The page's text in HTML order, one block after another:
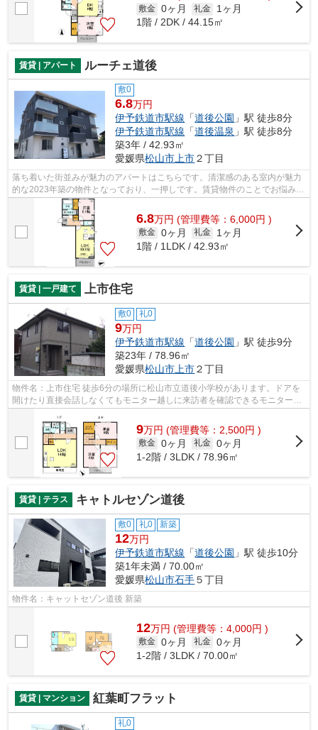
敷金 0ヶ月 礼金
1ヶ月
1階 / 2DK / 44.15㎡
賃貸 | アパート ルーチェ道後
敷0
6.8万円
伊予鉄道市駅線 「道後公園 」駅 徒歩8分
伊予鉄道市駅線 「道後温泉 」駅 徒歩8分
築3年 / 42.93㎡
愛媛県松山市上市２丁目
落ち着いた街並みが魅力のアパートはこちらです。清潔感のある室内が魅力
的な2023年築の物件となっており、一押しです。賃貸物件のことでお悩みの
方、当社がその悩みを解消します！当...
6.8万円 (管理費等：6,000円 )
敷金 0ヶ月 礼金
1ヶ月
1階 / 1LDK / 42.93㎡
賃貸 | 一戸建て 上市住宅
敷0 礼0
9万円
伊予鉄道市駅線 「道後公園 」駅 徒歩9分
築23年 / 78.96㎡
愛媛県松山市上市２丁目
物件名：上市住宅 徒歩6分の場所に松山市立道後小学校があります。ドアを
開けたり直接会話しなくてもモニター越しに来訪者を確認できるモニター付
9万円 (管理費等：2,500円 )
敷金 0ヶ月 礼金 0ヶ月
1-2階 / 3LDK / 78.96㎡
賃貸 | テラス キャトルセゾン道後
敷0 礼0 新築
12万円
伊予鉄道市駅線 「道後公園 」駅 徒歩10分
築1年未満 / 70.00㎡
愛媛県松山市石手５丁目
物件名：キャットセゾン道後 新築
12万円 (管理費等：4,000円 )
敷金 0ヶ月 礼金 0ヶ月
1-2階 / 3LDK / 70.00㎡
賃貸 | マンション 紅葉町フラット
礼0